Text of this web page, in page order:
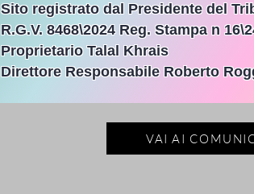
Sito registrato dal Presidente del
R.G.V. 8468\2024 Reg. Stampa n
Proprietario Talal Khrais
Direttore Responsabile Roberto
VAI AI